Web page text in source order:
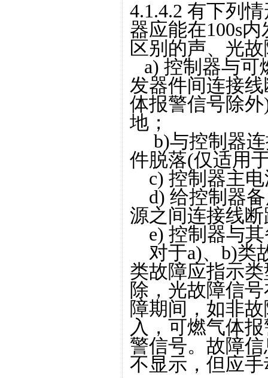
4.1.4.2 有下列
器应能在100s
区别的声、光
a) 控制器与可
发器件间连接
体报警信号除
地；
b)与控制器连
件脱落(仅适用
c) 控制器主电
d) 给控制器备
源之间连接线
e) 控制器与其
对于a)、b)类
类故障应指示
除，光故障信
障期间，如非
入，可燃气体
警信号。故障
不显示，但应